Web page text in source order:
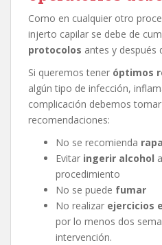
Como en cualquier otro
injerto capilar se debe de
protocolos antes y después
Si queremos tener óptimos
algún tipo de infección,
complicación debemos
recomendaciones:
No se recomienda
Evitar ingerir alcohol
procedimiento
No se puede fumar
No realizar ejercicios
por lo menos dos
intervención.